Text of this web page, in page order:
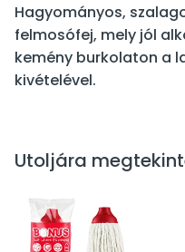
Hagyományos,
felmosófej, mely jól
kemény burkolaton a
kivételével.
Utoljára